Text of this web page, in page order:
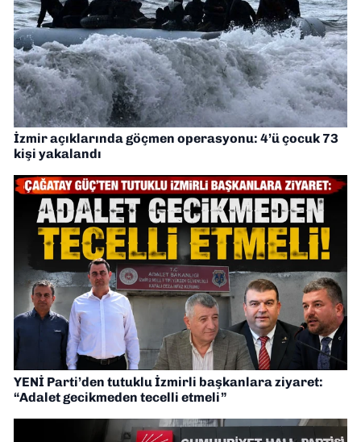
İzmir açıklarında göçmen operasyonu: 4’ü çocuk 73
kişi yakalandı
YENİ Parti’den tutuklu İzmirli başkanlara ziyaret:
“Adalet gecikmeden tecelli etmeli”